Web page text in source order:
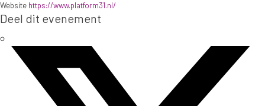
Website https://www.platform31.nl/
Deel dit evenement